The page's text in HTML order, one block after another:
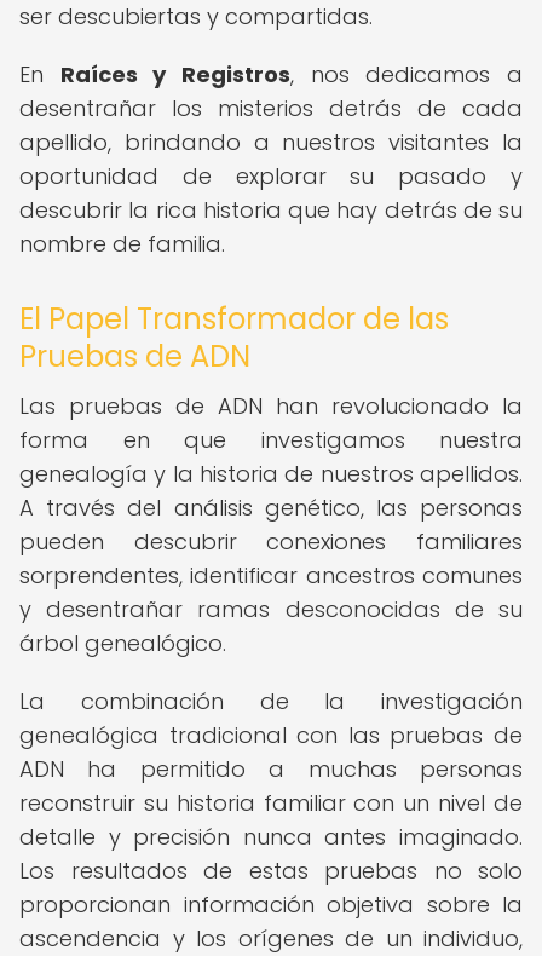
ser descubiertas y compartidas.
En Raíces y Registros, nos dedicamos a
desentrañar los misterios detrás de cada
apellido, brindando a nuestros visitantes la
oportunidad de explorar su pasado y
descubrir la rica historia que hay detrás de su
nombre de familia.
El Papel Transformador de las
Pruebas de ADN
Las pruebas de ADN han revolucionado la
forma en que investigamos nuestra
genealogía y la historia de nuestros apellidos.
A través del análisis genético, las personas
pueden descubrir conexiones familiares
sorprendentes, identificar ancestros comunes
y desentrañar ramas desconocidas de su
árbol genealógico.
La combinación de la investigación
genealógica tradicional con las pruebas de
ADN ha permitido a muchas personas
reconstruir su historia familiar con un nivel de
detalle y precisión nunca antes imaginado.
Los resultados de estas pruebas no solo
proporcionan información objetiva sobre la
ascendencia y los orígenes de un individuo,